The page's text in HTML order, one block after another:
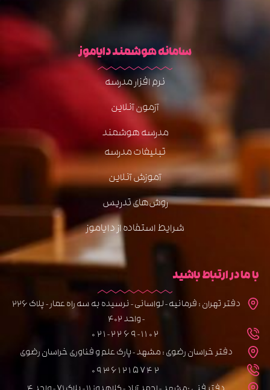
سامانه هوشمند دایاموز
نرم افزار مدرسه
آزمون آنلاین
مدرسه هوشمند
تبلیغات مدرسه
آموزش آنلاین
روش‌های تدریس
شرایط استفاده از دایاموز
با ما در ارتباط باشید
دفتر تهران : فرمانیه - لواسانی - نرسیده به سه راه عمار - پلاک 226
- واحد 402
021-2269-1102
دفتر خراسان رضوی : مشهد - پارک علم و فناوری خراسان رضوی
09361215742